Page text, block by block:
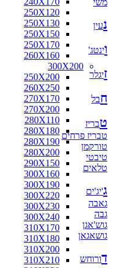
250X120
250X130
250X150
250X170
260X160
300X200
250X200
260X250
270X170
270X200
280X110
280X180
280X190
280X200
290X150
300X160
300X190
300X220
300X230
300X240
310X170
310X180
310X200
310X210
משי
נעין
וינטג'
זיגלר
חבל
טבריז
טבריז פרחים
טורקמן
טיבטי
טלאים
ג'יג'ים
גאבה
גבה
גוש'אגן
גושאגאן
דורוחש
160X160
170X120
170X125
170X160
180X110
180X115
180X120
180X130
180X140
180X160
180X180
190X130
200X100
200X130
200X140
200X150
200X80
210X130
210X140
210X240
216X250
220X100
220X110
220X120
220X130